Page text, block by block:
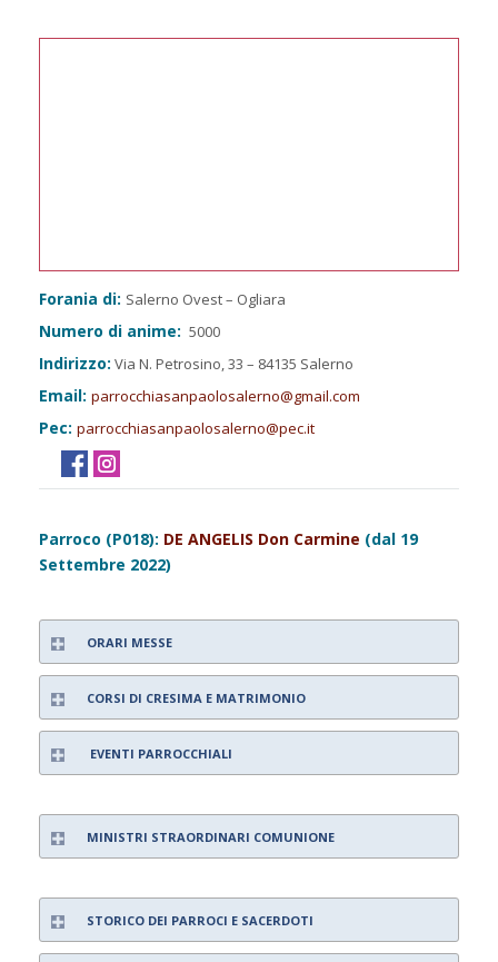
Forania di: Salerno Ovest – Ogliara
Numero di anime: 5000
Indirizzo: Via N. Petrosino, 33 – 84135 Salerno
Email: parrocchiasanpaolosalerno@gmail.com
Pec: parrocchiasanpaolosalerno@pec.it
Parroco (P018): DE ANGELIS Don Carmine (dal 19
Settembre 2022)
ORARI MESSE
CORSI DI CRESIMA E MATRIMONIO
EVENTI PARROCCHIALI
MINISTRI STRAORDINARI COMUNIONE
STORICO DEI PARROCI E SACERDOTI